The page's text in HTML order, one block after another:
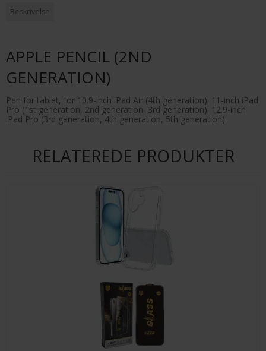
Beskrivelse
APPLE PENCIL (2ND
GENERATION)
Pen for tablet, for 10.9-inch iPad Air (4th generation); 11-inch iPad
Pro (1st generation, 2nd generation, 3rd generation); 12.9-inch
iPad Pro (3rd generation, 4th generation, 5th generation)
RELATEREDE PRODUKTER